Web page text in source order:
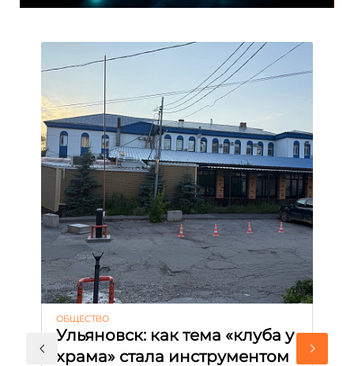
ОБЩЕСТВО
Ульяновск: как тема «клуба у
храма» стала инструментом